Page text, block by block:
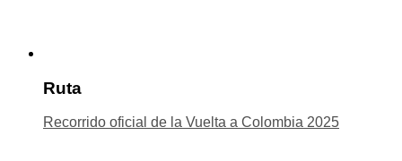
Ruta
Recorrido oficial de la Vuelta a Colombia 2025